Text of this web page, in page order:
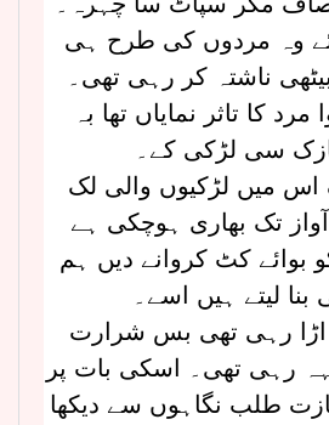
وہ مردوں کی طرح ہی
ناشتہ کر رہی تھی۔
مرد کا تاثر نمایاں تھا بہ
سی لڑکی کے۔
اس میں لڑکیوں والی لک
تک بھاری ہوچکی ہے
کٹ کروانے دیں ہم
بنا لیتے ہیں اسے۔
اڑا رہی تھی بس شرارت
رہی تھی۔ اسکی بات پر
طلب نگاہوں سے دیکھا